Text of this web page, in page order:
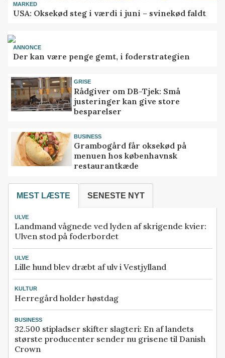
MARKED
USA: Oksekød steg i værdi i juni – svinekød faldt
ANNONCE
Der kan være penge gemt, i foderstrategien
GRISE
Rådgiver om DB-Tjek: Små
justeringer kan give store
besparelser
BUSINESS
Grambogård får oksekød på
menuen hos københavnsk
restaurantkæde
MEST LÆSTE SENESTE NYT
ULVE
Landmand vågnede ved lyden af skrigende kvier:
Ulven stod på foderbordet
ULVE
Lille hund blev dræbt af ulv i Vestjylland
KULTUR
Herregård holder høstdag
BUSINESS
32.500 stipladser skifter slagteri: En af landets
største producenter sender nu grisene til Danish
Crown